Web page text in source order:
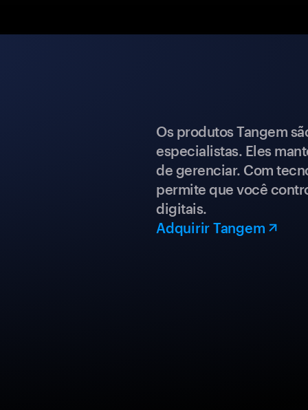
Os produtos Tangem
especialistas. Eles
de gerenciar. Com
permite que você
digitais.
Adquirir Tangem